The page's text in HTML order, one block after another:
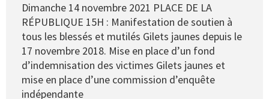
Dimanche 14 novembre 2021 PLACE DE LA
RÉPUBLIQUE 15H : Manifestation de soutien à
tous les blessés et mutilés Gilets jaunes depuis le
17 novembre 2018. Mise en place d’un fond
d’indemnisation des victimes Gilets jaunes et
mise en place d’une commission d’enquête
indépendante